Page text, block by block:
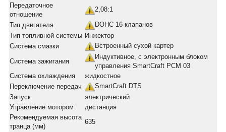
Передаточное
отношение
2,08:1
Тип двигателя
DOHC 16 клапанов
Тип топливной системы Инжектор
Система смазки
Встроенный сухой картер
Система зажигания
Индуктивное, с электронным блоком
управления SmartCraft PCM 03
Система охлаждения
жидкостное
Переключение передач
SmartCraft DTS
Запуск
электрический
Управление мотором
дистанция
Рекомендуемая высота
транца (мм)
635